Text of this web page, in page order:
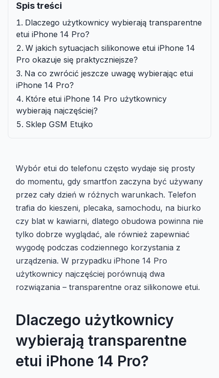
Spis treści
Dlaczego użytkownicy wybierają transparentne
etui iPhone 14 Pro?
W jakich sytuacjach silikonowe etui iPhone 14
Pro okazuje się praktyczniejsze?
Na co zwrócić jeszcze uwagę wybierając etui
iPhone 14 Pro?
Które etui iPhone 14 Pro użytkownicy
wybierają najczęściej?
Sklep GSM Etujko
Wybór etui do telefonu często wydaje się prosty
do momentu, gdy smartfon zaczyna być używany
przez cały dzień w różnych warunkach. Telefon
trafia do kieszeni, plecaka, samochodu, na biurko
czy blat w kawiarni, dlatego obudowa powinna nie
tylko dobrze wyglądać, ale również zapewniać
wygodę podczas codziennego korzystania z
urządzenia. W przypadku iPhone 14 Pro
użytkownicy najczęściej porównują dwa
rozwiązania – transparentne oraz silikonowe etui.
Dlaczego użytkownicy
wybierają transparentne
etui iPhone 14 Pro?